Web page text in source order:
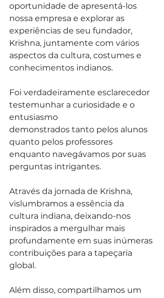
oportunidade de apresentá-los
nossa empresa e explorar as
experiências de seu fundador,
Krishna, juntamente com vários
aspectos da cultura, costumes e
conhecimentos indianos.
Foi verdadeiramente esclarecedor
testemunhar a curiosidade e o
entusiasmo
demonstrados tanto pelos alunos
quanto pelos professores
enquanto navegávamos por suas
perguntas intrigantes.
Através da jornada de Krishna,
vislumbramos a essência da
cultura indiana, deixando-nos
inspirados a mergulhar mais
profundamente em suas inúmeras
contribuições para a tapeçaria
global.
Além disso, compartilhamos um